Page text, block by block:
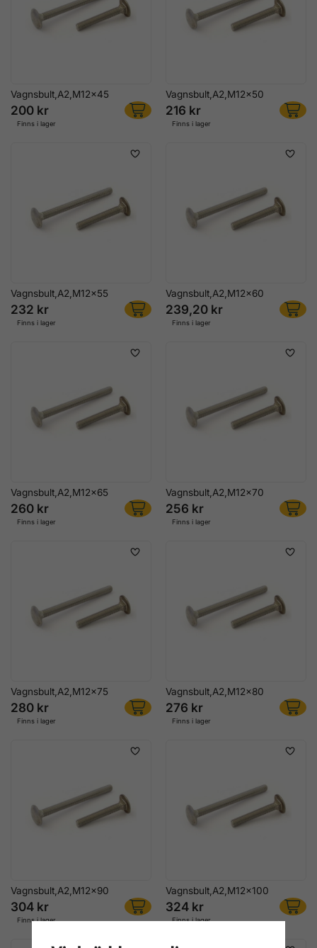
Vagnsbult,A2,M12x45
200 kr
Finns i lager
Vagnsbult,A2,M12x50
216 kr
Finns i lager
Vagnsbult,A2,M12x55
232 kr
Finns i lager
Vagnsbult,A2,M12x60
239,20 kr
Finns i lager
Vagnsbult,A2,M12x65
260 kr
Finns i lager
Vagnsbult,A2,M12x70
256 kr
Finns i lager
Vagnsbult,A2,M12x75
280 kr
Finns i lager
Vagnsbult,A2,M12x80
276 kr
Finns i lager
Vagnsbult,A2,M12x90
304 kr
Finns i lager
Vagnsbult,A2,M12x100
324 kr
Finns i lager